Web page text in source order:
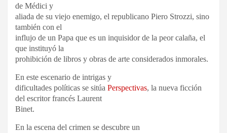
de Médici y
aliada de su viejo enemigo, el republicano Piero Strozzi, sino
también con el
influjo de un Papa que es un inquisidor de la peor calaña, el
que instituyó la
prohibición de libros y obras de arte considerados inmorales.
En este escenario de intrigas y
dificultades políticas se sitúa Perspectivas, la nueva ficción
del escritor francés Laurent
Binet.
En la escena del crimen se descubre un